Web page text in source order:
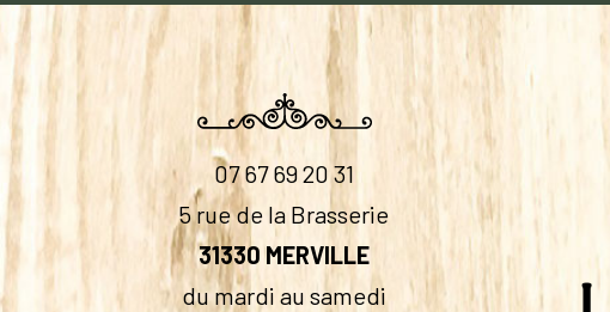
07 67 69 20 31
5 rue de la Brasserie
31330 MERVILLE
du mardi au samedi